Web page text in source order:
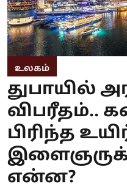
உலகம்
துபாயில்
விபரீதம்..
பிரிந்த
என்ன?